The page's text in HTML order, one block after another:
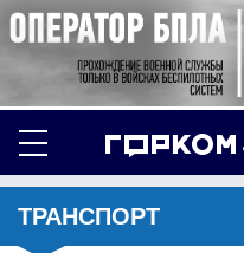
ТРАНСПОРТ